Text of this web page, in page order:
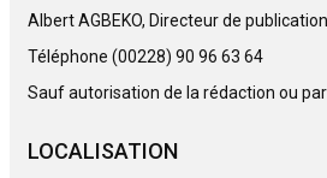
Albert AGBEKO, Directeur de publication
Téléphone (00228) 90 96 63 64
Sauf autorisation de la rédaction ou
LOCALISATION